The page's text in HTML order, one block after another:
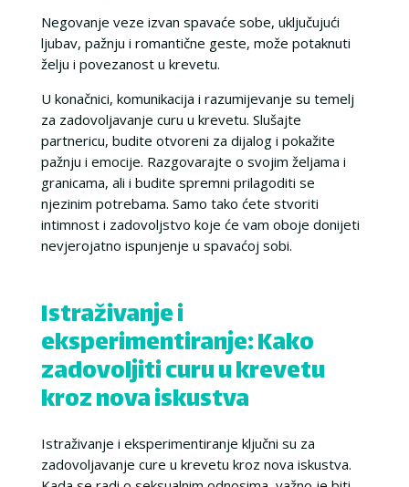
Negovanje veze izvan spavaće sobe, uključujući
ljubav, pažnju i romantične geste, može potaknuti
želju i povezanost u krevetu.
U konačnici, komunikacija i razumijevanje su temelj
za zadovoljavanje curu u krevetu. Slušajte
partnericu, budite otvoreni za dijalog i pokažite
pažnju i emocije. Razgovarajte o svojim željama i
granicama, ali i budite spremni prilagoditi se
njezinim potrebama. Samo tako ćete stvoriti
intimnost i zadovoljstvo koje će vam oboje donijeti
nevjerojatno ispunjenje u spavaćoj sobi.
Istraživanje i
eksperimentiranje: Kako
zadovoljiti curu u krevetu
kroz nova iskustva
Istraživanje i eksperimentiranje ključni su za
zadovoljavanje cure u krevetu kroz nova iskustva.